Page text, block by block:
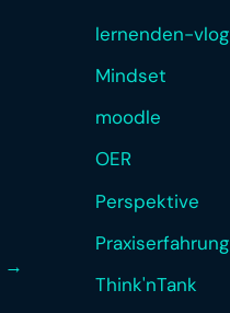
→
lernenden-vlog
Mindset
moodle
OER
Perspektive
Praxiserfahrung
Think'nTank